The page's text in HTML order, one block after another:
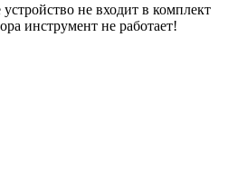
не входит в комплект
инструмент не работает!